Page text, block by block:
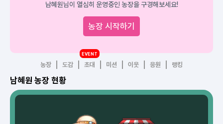
남혜원님이 열심히 운영중인 농장을 구경해보세요!
농장 시작하기
농장 도감 초대
EVENT
미션 이웃 응원 랭킹
남혜원 농장 현황